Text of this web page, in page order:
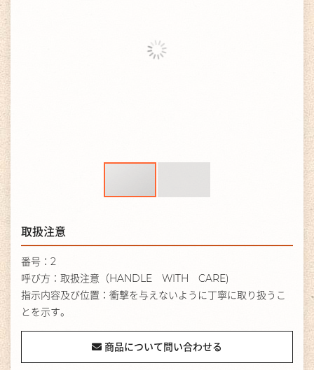
取扱注意
番号：2
呼び方：取扱注意（HANDLE WITH CARE)
指示内容及び位置：衝撃を与えないように丁寧に取り扱うこ
とを示す。
商品について問い合わせる